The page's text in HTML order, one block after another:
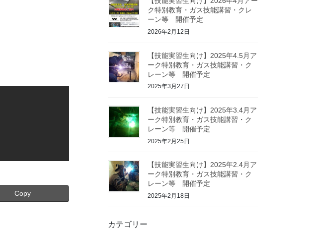
Copy
ク特別教育・ガス技能講習・クレ
ーン等 開催予定
2026年2月12日
【技能実習生向け】2025年4.5月ア
ーク特別教育・ガス技能講習・ク
レーン等 開催予定
2025年3月27日
【技能実習生向け】2025年3.4月ア
ーク特別教育・ガス技能講習・ク
レーン等 開催予定
2025年2月25日
【技能実習生向け】2025年2.4月ア
ーク特別教育・ガス技能講習・ク
レーン等 開催予定
2025年2月18日
カテゴリー